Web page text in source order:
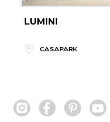
LUMINI
CASAPARK